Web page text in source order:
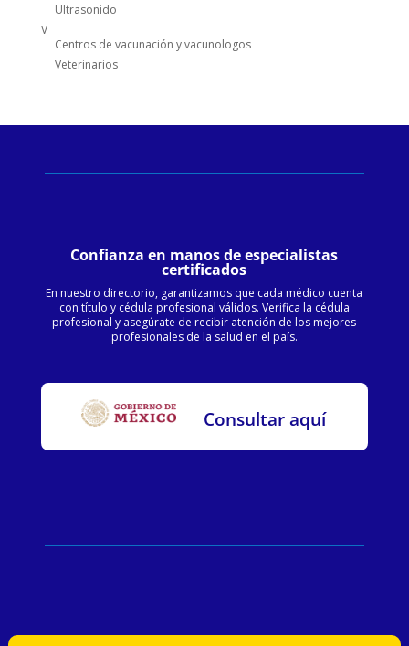
Ultrasonido
V
Centros de vacunación y vacunologos
Veterinarios
Confianza en manos de especialistas
certificados
En nuestro directorio, garantizamos que cada médico cuenta
con título y cédula profesional válidos. Verifica la cédula
profesional y asegúrate de recibir atención de los mejores
profesionales de la salud en el país.
Consultar aquí